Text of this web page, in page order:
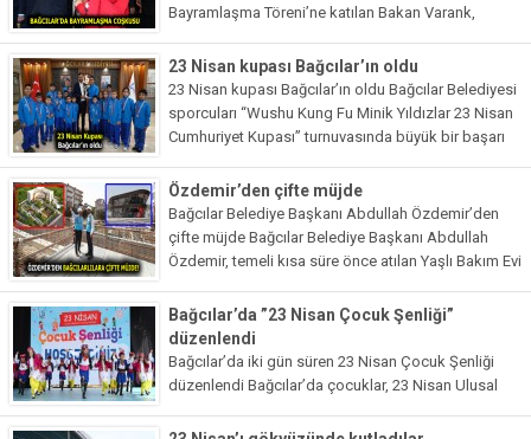
Bayramlaşma Töreni’ne katılan Bakan Varank,
geldiğini çok iyi bildiğini belirterek, “Bağcılarıların da
desteğiyle ilçemizi ve Türkiye’yi çok daha güzel
yerlere getireceğiz”...
23 Nisan kupası Bağcılar’ın oldu
23 Nisan kupası Bağcılar’ın oldu Bağcılar Belediyesi
sporcuları “Wushu Kung Fu Minik Yıldızlar 23 Nisan
Cumhuriyet Kupası” turnuvasında büyük bir başarı
ettiği müsabakalarda...
Özdemir’den çifte müjde
Bağcılar Belediye Başkanı Abdullah Özdemir’den
çifte müjde Bağcılar Belediye Başkanı Abdullah
Özdemir, temeli kısa süre önce atılan Yaşlı Bakım Evi
yaklaşıldığını söyledi. Yaz sonunda...
Bağcılar’da ”23 Nisan Çocuk Şenliği”
düzenlendi
Bağcılar’da iki gün süren 23 Nisan Çocuk Şenliği
düzenlendi Bağcılar’da çocuklar, 23 Nisan Ulusal
Belediyesi’nin ev sahipliğinde düzenlenen ve iki gün